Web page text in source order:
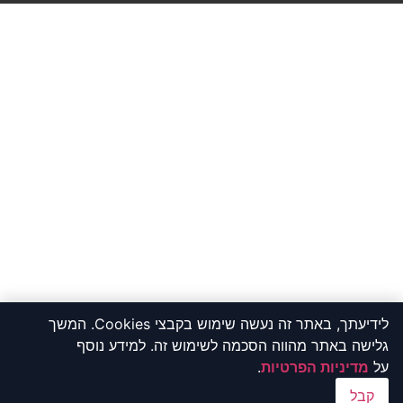
לידיעתך, באתר זה נעשה שימוש בקבצי Cookies. המשך
גלישה באתר מהווה הסכמה לשימוש זה. למידע נוסף
על מדיניות הפרטיות.
קבל